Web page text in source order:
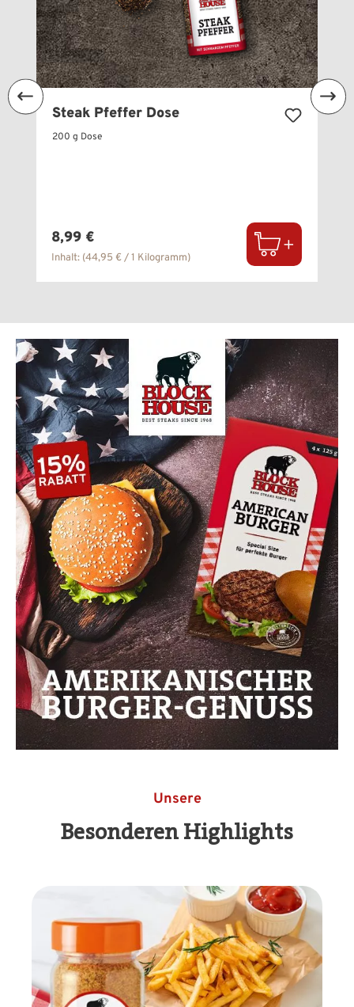
Steak Pfeffer Dose
200 g Dose
Regulärer Preis:
8,99 €
Inhalt: (44,95 € / 1 Kilogramm)
Unsere
Besonderen Highlights